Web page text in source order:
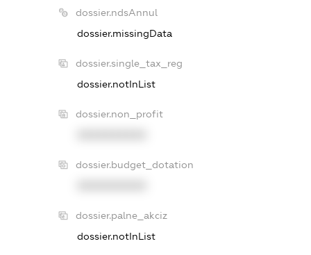
dossier.ndsAnnul
dossier.missingData
dossier.single_tax_reg
dossier.notInList
dossier.non_profit
dossier.budget_dotation
dossier.palne_akciz
dossier.notInList